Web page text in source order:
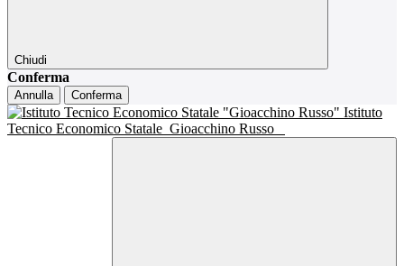
Chiudi
Conferma
Annulla Conferma
Istituto
Tecnico Economico Statale Gioacchino Russo